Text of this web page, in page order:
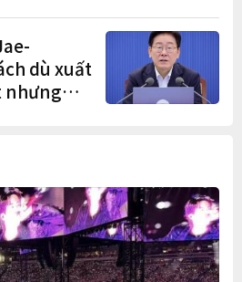
lâu"
dù xuất
nhưng